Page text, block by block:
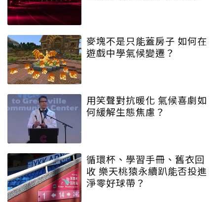
麥塊不是只能蓋房子 如何在
遊戲中學氣候變遷？
用笑聲對抗暖化 氣候喜劇如
何緩解生態焦慮？
循環杯、學習手冊、舊衣回
收 樂天桃猿永續趴能否投進
淨零好球帶？